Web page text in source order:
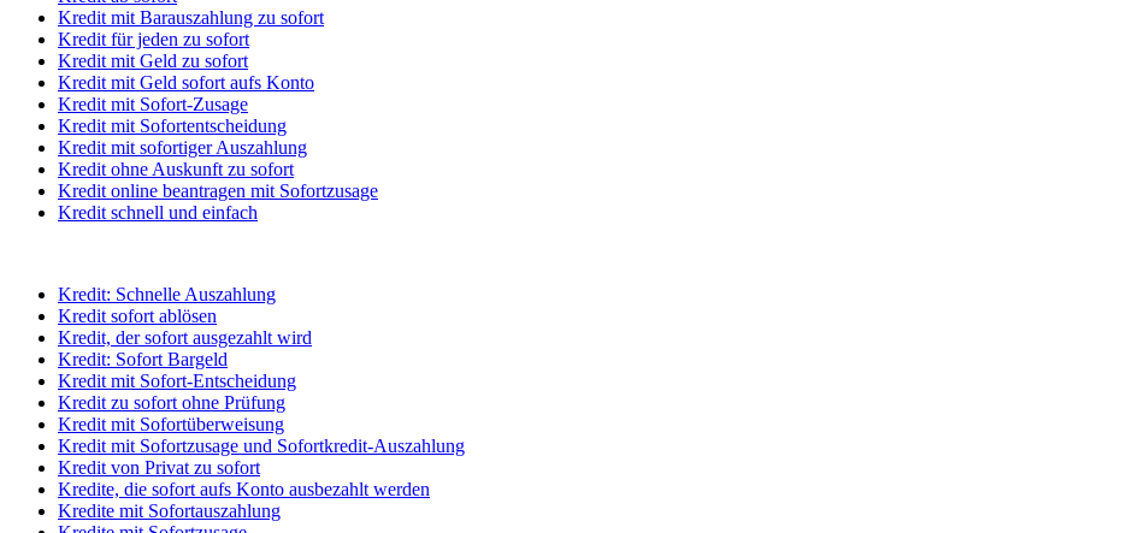
Kredit mit Barauszahlung zu sofort
Kredit für jeden zu sofort
Kredit mit Geld zu sofort
Kredit mit Geld sofort aufs Konto
Kredit mit Sofort-Zusage
Kredit mit Sofortentscheidung
Kredit mit sofortiger Auszahlung
Kredit ohne Auskunft zu sofort
Kredit online beantragen mit Sofortzusage
Kredit schnell und einfach
Kredit: Schnelle Auszahlung
Kredit sofort ablösen
Kredit, der sofort ausgezahlt wird
Kredit: Sofort Bargeld
Kredit mit Sofort-Entscheidung
Kredit zu sofort ohne Prüfung
Kredit mit Sofortüberweisung
Kredit mit Sofortzusage und Sofortkredit-Auszahlung
Kredit von Privat zu sofort
Kredite, die sofort aufs Konto ausbezahlt werden
Kredite mit Sofortauszahlung